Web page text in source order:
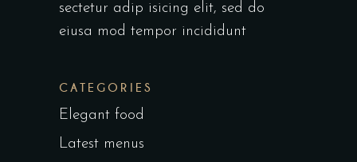
sectetur adip isicing elit, sed do
eiusa mod tempor incididunt
CATEGORIES
Elegant food
Latest menus